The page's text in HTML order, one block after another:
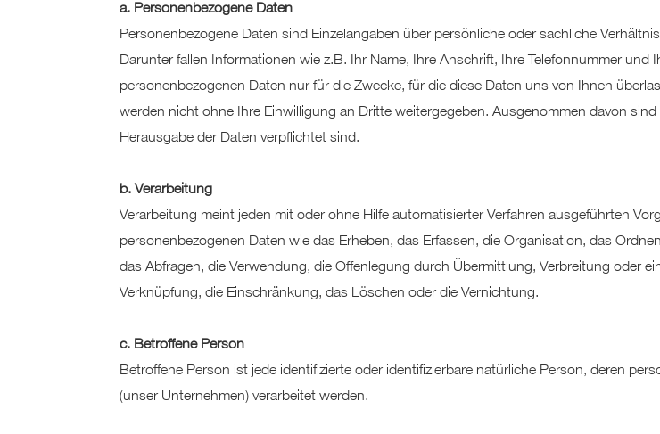
a. Personenbezogene Daten
Personenbezogene Daten sind Einzelangaben über persönliche oder sachliche
Darunter fallen Informationen wie z.B. Ihr Name, Ihre Anschrift, Ihre Telefonnummer
personenbezogenen Daten nur für die Zwecke, für die diese Daten uns von Ihnen
werden nicht ohne Ihre Einwilligung an Dritte weitergegeben. Ausgenommen davon
Herausgabe der Daten verpflichtet sind.
b. Verarbeitung
Verarbeitung meint jeden mit oder ohne Hilfe automatisierter Verfahren ausgeführten
personenbezogenen Daten wie das Erheben, das Erfassen, die Organisation, das
das Abfragen, die Verwendung, die Offenlegung durch Übermittlung, Verbreitung oder
Verknüpfung, die Einschränkung, das Löschen oder die Vernichtung.
c. Betroffene Person
Betroffene Person ist jede identifizierte oder identifizierbare natürliche Person, deren
(unser Unternehmen) verarbeitet werden.